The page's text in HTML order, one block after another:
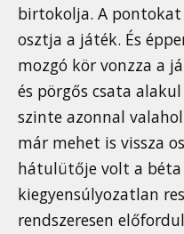
birtokolja. A
osztja a játék. És
mozgó kör vonzza a
és pörgős csata
szinte azonnal
már mehet is vissza
hátulütője volt a béta
kiegyensúlyozatlan
rendszeresen